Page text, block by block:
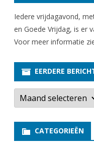
Iedere vrijdagavond,
en Goede Vrijdag, is er
Voor meer informatie
EERDERE
E
r
e
e
CATEGORIEËN